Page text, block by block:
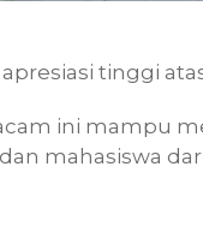
tinggi
ini mampu
mahasiswa